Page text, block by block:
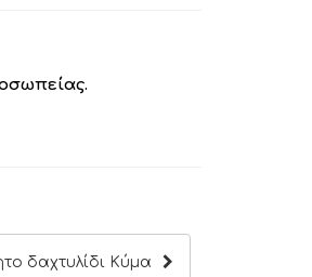
δαχτυλίδι Κύμα